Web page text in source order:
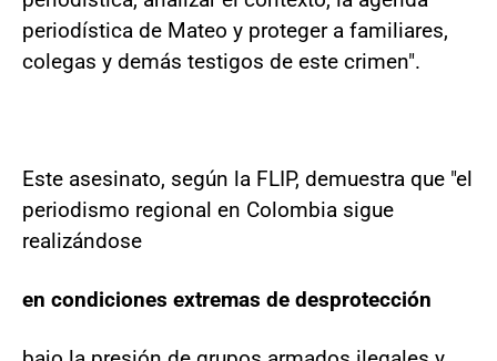
periodística de Mateo y proteger a familiares,
colegas y demás testigos de este crimen".
Este asesinato, según la FLIP, demuestra que "el
periodismo regional en Colombia sigue
realizándose
en condiciones extremas de desprotección